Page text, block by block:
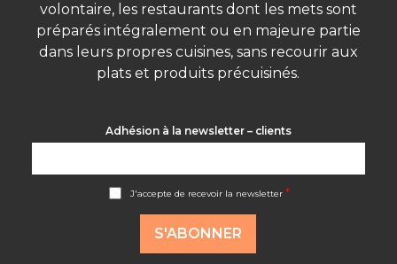
volontaire, les restaurants dont les mets sont
préparés intégralement ou en majeure partie
dans leurs propres cuisines, sans recourir aux
plats et produits précuisinés.
Adhésion à la newsletter – clients
J'accepte de recevoir la newsletter*
S'ABONNER